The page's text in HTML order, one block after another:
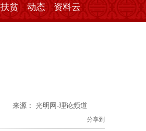
扶贫 动态 资料云
来源： 光明网-理论频道
分享到